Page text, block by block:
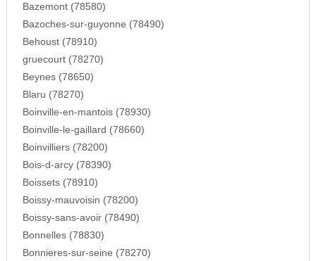
Bazemont (78580)
Bazoches-sur-guyonne (78490)
Behoust (78910)
gruecourt (78270)
Beynes (78650)
Blaru (78270)
Boinville-en-mantois (78930)
Boinville-le-gaillard (78660)
Boinvilliers (78200)
Bois-d-arcy (78390)
Boissets (78910)
Boissy-mauvoisin (78200)
Boissy-sans-avoir (78490)
Bonnelles (78830)
Bonnieres-sur-seine (78270)